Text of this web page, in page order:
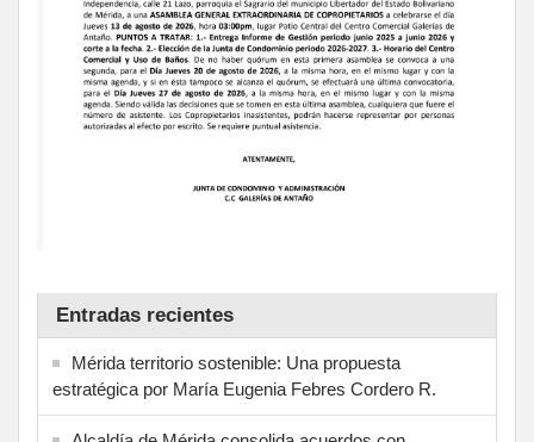
Entradas recientes
Mérida territorio sostenible: Una propuesta
estratégica por María Eugenia Febres Cordero R.